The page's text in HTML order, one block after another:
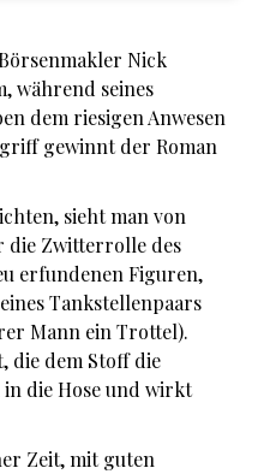
Nick
während seines
dem riesigen Anwesen
gewinnt der Roman
sieht man von
die Zwitterrolle des
erfundenen Figuren,
Tankstellenpaars
Mann ein Trottel).
die dem Stoff die
die Hose und wirkt
Zeit, mit guten